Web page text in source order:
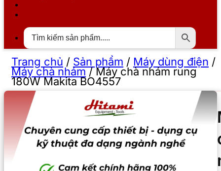
Trang chủ / Sản phẩm / Máy dùng điện /
Máy chà nhám/Máy chà nhám rung
180W Makita BO4557